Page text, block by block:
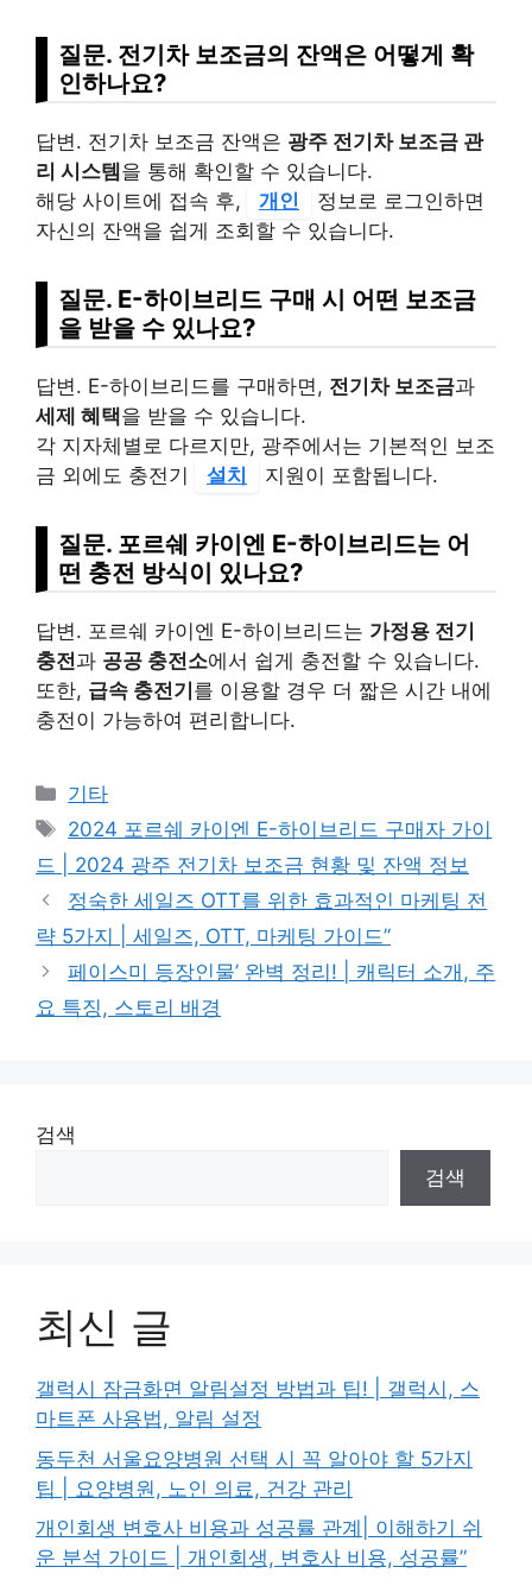
질문. 전기차 보조금의 잔액은 어떻게 확
인하나요?
답변. 전기차 보조금 잔액은 광주 전기차 보조금 관
리 시스템 을 통해 확인할 수 있습니다.
해당 사이트에 접속 후,
개인
정보로 로그인하면
자신의 잔액을 쉽게 조회할 수 있습니다.
질문. E-하이브리드 구매 시 어떤 보조금
을 받을 수 있나요?
답변. E-하이브리드를 구매하면, 전기차 보조금과
세제 혜택을 받을 수 있습니다.
각 지자체별로 다르지만, 광주에서는 기본적인 보조
금 외에도 충전기
설치 지원이 포함됩니다.
질문. 포르쉐 카이엔 E-하이브리드는 어
떤 충전 방식이 있나요?
답변. 포르쉐 카이엔 E-하이브리드는 가정용 전기
충전과 공공 충전소에서 쉽게 충전할 수 있습니다.
또한, 급속 충전기 를 이용할 경우 더 짧은 시간 내에
충전이 가능하여 편리합니다.
Categories
기타
Tags
2024 포르쉐 카이엔 E-하이브리드 구매자 가이
드 | 2024 광주 전기차 보조금 현황 및 잔액 정보
정숙한 세일즈 OTT를 위한 효과적인 마케팅 전
략 5가지 | 세일즈, OTT, 마케팅 가이드”
페이스미 등장인물’ 완벽 정리! | 캐릭터 소개, 주
요 특징, 스토리 배경
검색
검색
최신 글
갤럭시 잠금화면 알림설정 방법과 팁! | 갤럭시, 스
마트폰 사용법, 알림 설정
동두천 서울요양병원 선택 시 꼭 알아야 할 5가지
팁 | 요양병원, 노인 의료, 건강 관리
개인회생 변호사 비용과 성공률 관계| 이해하기 쉬
운 분석 가이드 | 개인회생, 변호사 비용, 성공률”